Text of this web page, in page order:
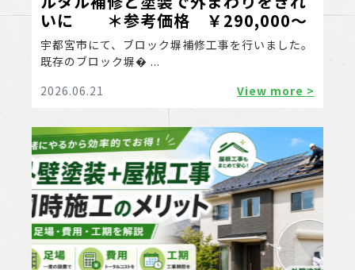
いに ＊参考価格 ￥290,000～
宇都宮市にて、ブロック塀補修工事を行いました。
既存のブロック塀� ...
2026.06.21
View more >